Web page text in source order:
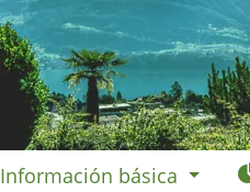
Información básica